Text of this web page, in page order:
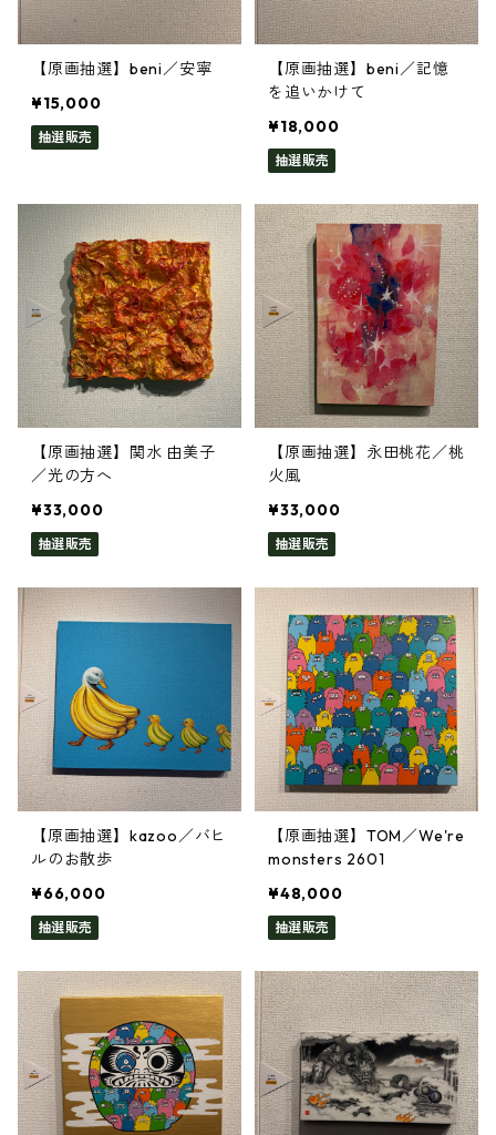
【原画抽選】beni／安寧
¥15,000
抽選販売
【原画抽選】beni／記憶
を追いかけて
¥18,000
抽選販売
【原画抽選】関水 由美子
／光の方へ
¥33,000
抽選販売
【原画抽選】永田桃花／桃
火風
¥33,000
抽選販売
【原画抽選】kazoo／バヒ
ルのお散歩
¥66,000
抽選販売
【原画抽選】TOM／We're
monsters 2601
¥48,000
抽選販売